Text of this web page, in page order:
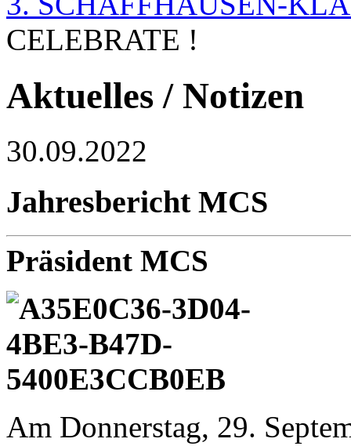
CELEBRATE !
Aktuelles / Notizen
30.09.2022
Jahresbericht MCS
Präsident MCS
Am Donnerstag, 29.